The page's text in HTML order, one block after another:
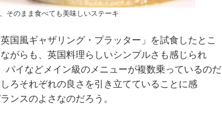
そのまま食べても美味しいステーキ
国風ギャザリング・プラッター」を試食したとこ
がらも、英国料理らしいシンプルさも感じられ
イなどメイン級のメニューが複数乗っているのだ
ろそれぞれの良さを引き立てていることに感
ンスのよさなのだろう。